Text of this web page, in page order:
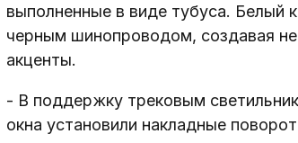
выполненные в виде тубуса. Белый
черным шинопроводом, создавая
акценты.
- В поддержку трековым
окна установили накладные